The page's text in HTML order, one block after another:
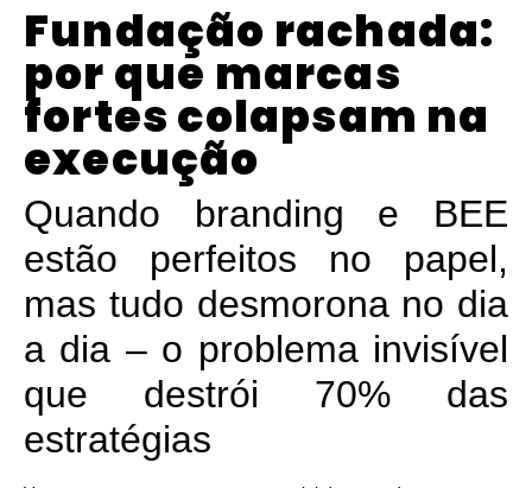
Fundação rachada:
por que marcas
fortes colapsam na
execução
Quando branding e BEE
estão perfeitos no papel,
mas tudo desmorona no dia
a dia – o problema invisível
que destrói 70% das
estratégias